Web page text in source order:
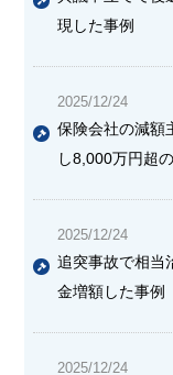
現した事例
2025/12/24
保険会社の減額
し8,000万円超
2025/12/24
追突事故で相当
金増額した事例
2025/12/24